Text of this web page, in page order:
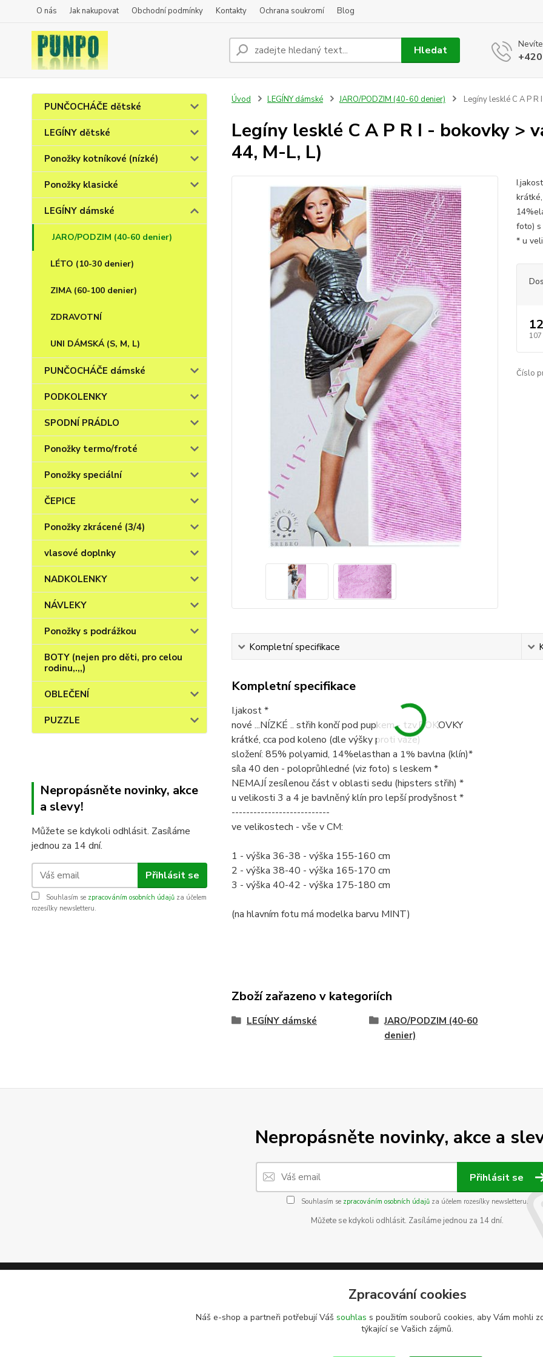
O nás Jak nakupovat Obchodní podmínky Kontakty Ochrana soukromí Blog
Hledat
PUNČOCHÁČE dětské
LEGÍNY dětské
Ponožky kotníkové (nízké)
Ponožky klasické
LEGÍNY dámské
JARO/PODZIM (40-60 denier)
LÉTO (10-30 denier)
ZIMA (60-100 denier)
ZDRAVOTNÍ
UNI DÁMSKÁ (S, M, L)
PUNČOCHÁČE dámské
PODKOLENKY
SPODNÍ PRÁDLO
Ponožky termo/froté
Ponožky speciální
ČEPICE
Ponožky zkrácené (3/4)
vlasové doplnky
NADKOLENKY
NÁVLEKY
Ponožky s podrážkou
BOTY (nejen pro děti, pro celou
rodinu,.,,)
OBLEČENÍ
PUZZLE
Nepropásněte novinky, akce
a slevy!
Můžete se kdykoli odhlásit. Zasíláme
jednou za 14 dní.
Přihlásit se
Souhlasím se zpracováním osobních údajů za účelem
rozesílky newsletteru.
Úvod LEGÍNY dámské JARO/PODZIM (40-60 denier) Legíny lesklé C A P R
Legíny lesklé C A P R I - bokovky >
44, M-L, L)
foto) s
* u
107
Číslo
Kompletní specifikace
Kompletní specifikace
I.jakost *
nové ...NÍZKÉ .. střih končí pod pupkem - tzv.BOKOVKY
krátké, cca pod koleno (dle výšky proti váze)
složení: 85% polyamid, 14%elasthan a 1% bavlna (klín)*
síla 40 den - poloprůhledné (viz foto) s leskem *
NEMAJÍ zesílenou část v oblasti sedu (hipsters střih) *
u velikosti 3 a 4 je bavlněný klín pro lepší prodyšnost *
---------------------------
ve velikostech - vše v CM:
1 - výška 36-38 - výška 155-160 cm
2 - výška 38-40 - výška 165-170 cm
3 - výška 40-42 - výška 175-180 cm
(na hlavním fotu má modelka barvu MINT)
Zboží zařazeno v kategoriích
LEGÍNY dámské
JARO/PODZIM (40-60
denier)
Nepropásněte novinky, akce a
Přihlásit se
Souhlasím se zpracováním osobních údajůza účelem rozesílky newsletteru.
Můžete se kdykoli odhlásit. Zasíláme jednou za 14 dní.
Zpracování cookies
Náš e-shop a partneři potřebují Váš souhlas s použitím souborů cookies, aby Vám mohli
týkající se Vašich zájmů.